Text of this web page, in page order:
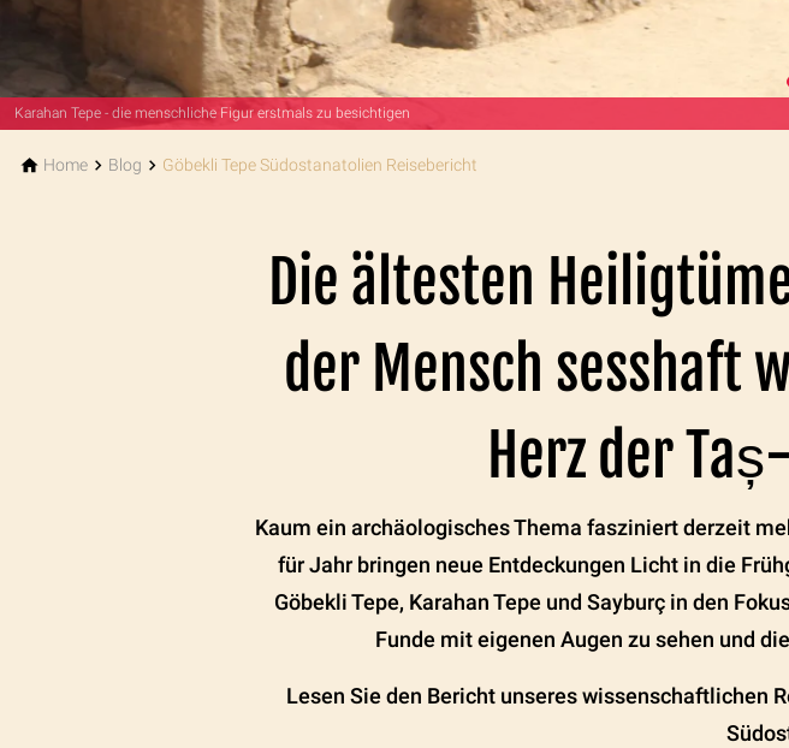
Karahan Tepe Phallusbau
Home Blog
Göbekli Tepe Südostanatolien Reisebericht
Die ältesten
der Mensch sesshaft
Herz der
Kaum ein archäologisches Thema fasziniert derzeit
für Jahr bringen neue Entdeckungen Licht in die
Göbekli Tepe, Karahan Tepe und Sayburç in den
Funde mit eigenen Augen zu sehen und
Lesen Sie den Bericht unseres wissenschaftlichen